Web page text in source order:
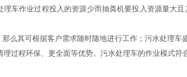
车作业过程投入的资源少而抽粪机要投入资源量大
么其可根据客户需求随时随地进行工作；污水处理
过程环保、更全面等优势。污水处理车的作业模式符